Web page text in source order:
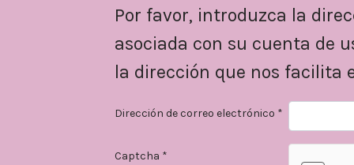
Por favor, introduzca la
asociada con su cuenta de
la dirección que nos facilita
Dirección de correo electrónico *
Captcha *